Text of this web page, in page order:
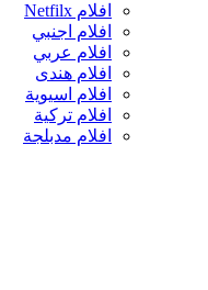
افلام Netfilx
افلام اجنبي
افلام عربي
افلام هندى
افلام اسيوية
افلام تركية
افلام مدبلجة